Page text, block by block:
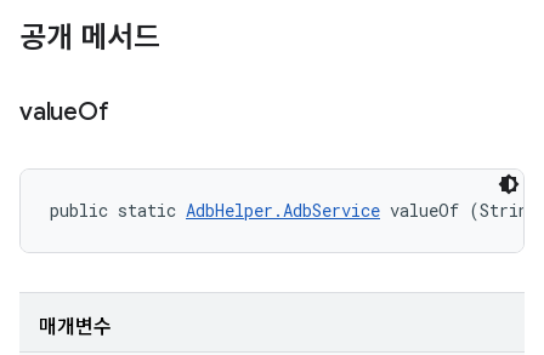
공개 메서드
valueOf
public static AdbHelper.AdbService valueOf (String
매개변수